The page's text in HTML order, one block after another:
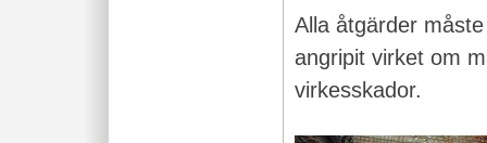
Alla åtgärder
angripit virket om
virkesskador.